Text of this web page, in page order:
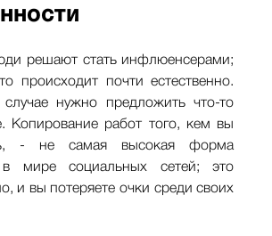
решают стать инфлюенсерами;
происходит почти естественно.
нужно предложить что-то
Копирование работ того, кем вы
- не самая высокая форма
в мире социальных сетей; это
и вы потеряете очки среди своих